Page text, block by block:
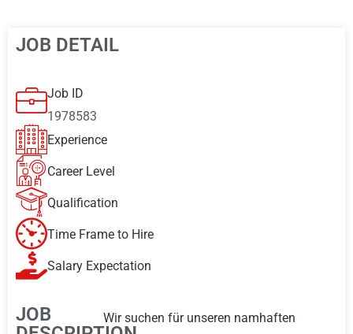
JOB DETAIL
Job ID
1978583
Experience
Career Level
Qualification
Time Frame to Hire
Salary Expectation
JOB
Wir suchen für unseren namhaften